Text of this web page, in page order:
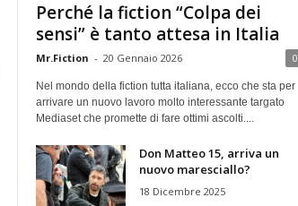
Perché la fiction “Colpa dei
sensi” è tanto attesa in Italia
Mr.Fiction - 20 Gennaio 2026 0
Nel mondo della fiction tutta italiana, ecco che sta per
arrivare un nuovo lavoro molto interessante targato
Mediaset che promette di fare ottimi ascolti....
Don Matteo 15, arriva un
nuovo maresciallo?
18 Dicembre 2025